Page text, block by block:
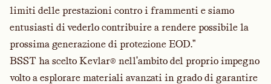
limiti delle prestazioni contro i frammenti e siamo
entusiasti di vederlo contribuire a rendere possibile la
prossima generazione di protezione EOD."
BSST ha scelto Kevlar® nell'ambito del proprio impegno
volto a esplorare materiali avanzati in grado di garantire